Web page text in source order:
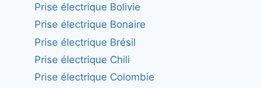
Prise électrique Bolivie
Prise électrique Bonaire
Prise électrique Brésil
Prise électrique Chili
Prise électrique Colombie